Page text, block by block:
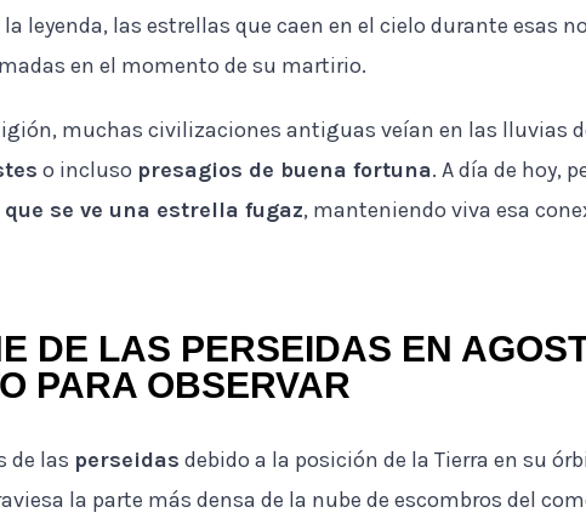
la leyenda, las estrellas que caen en el cielo durante esas
en el momento de su martirio.
muchas civilizaciones antiguas veían en las lluvias
o incluso presagios de buena fortuna. A día de hoy,
que se ve una estrella fugaz, manteniendo viva esa
DE LAS PERSEIDAS EN
PARA OBSERVAR
de las perseidas debido a la posición de la Tierra en su
la parte más densa de la nube de escombros del